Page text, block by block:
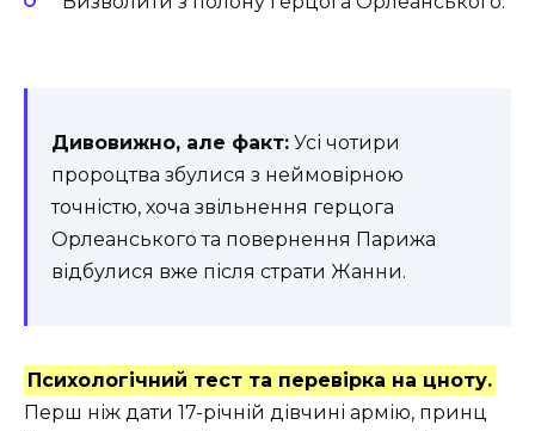
Дивовижно, але факт: Усі чотири
пророцтва збулися з неймовірною
точністю, хоча звільнення герцога
Орлеанського та повернення Парижа
відбулися вже після страти Жанни.
Психологічний тест та перевірка на цноту.
Перш ніж дати 17-річній дівчині армію, принц